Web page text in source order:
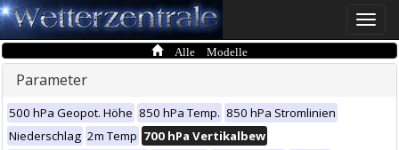
Toggle
Alle Modelle
Parameter
500 hPa Geopot. Höhe 850 hPa Temp. 850 hPa Stromlinien
Niederschlag 2m Temp 700 hPa Vertikalbew